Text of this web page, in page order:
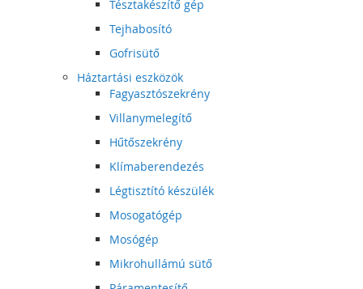
Tésztakészítő gép
Tejhabosító
Gofrisütő
Háztartási eszközök
Fagyasztószekrény
Villanymelegítő
Hűtőszekrény
Klímaberendezés
Légtisztító készülék
Mosogatógép
Mosógép
Mikrohullámú sütő